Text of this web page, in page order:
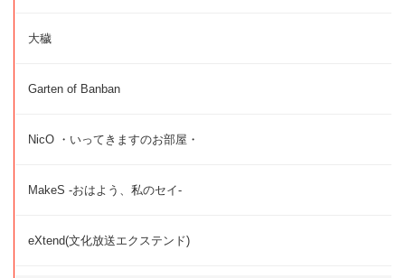
大穢
Garten of Banban
NicO ・いってきますのお部屋・
MakeS -おはよう、私のセイ-
eXtend(文化放送エクステンド)